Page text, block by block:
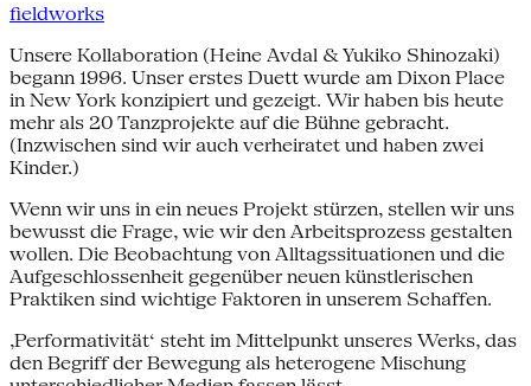
fieldworks
Unsere Kollaboration (Heine Avdal & Yukiko Shinozaki)
begann 1996. Unser erstes Duett wurde am Dixon Place
in New York konzipiert und gezeigt. Wir haben bis heute
mehr als 20 Tanzprojekte auf die Bühne gebracht.
(Inzwischen sind wir auch verheiratet und haben zwei
Kinder.)
Wenn wir uns in ein neues Projekt stürzen, stellen wir uns
bewusst die Frage, wie wir den Arbeitsprozess gestalten
wollen. Die Beobachtung von Alltagssituationen und die
Aufgeschlossenheit gegenüber neuen künstlerischen
Praktiken sind wichtige Faktoren in unserem Schaffen.
‚Performativität‘ steht im Mittelpunkt unseres Werks, das
den Begriff der Bewegung als heterogene Mischung